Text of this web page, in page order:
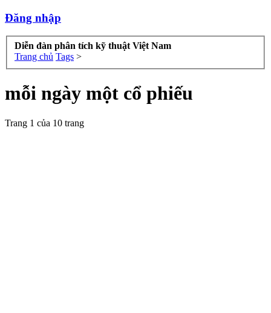
Đăng nhập
Diễn đàn phân tích kỹ thuật Việt Nam
Trang chủ Tags >
mỗi ngày một cổ phiếu
Trang 1 của 10 trang